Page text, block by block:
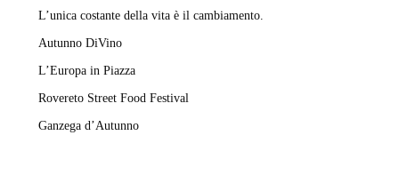
L’unica costante della vita è il cambiamento.
Autunno DiVino
L’Europa in Piazza
Rovereto Street Food Festival
Ganzega d’Autunno